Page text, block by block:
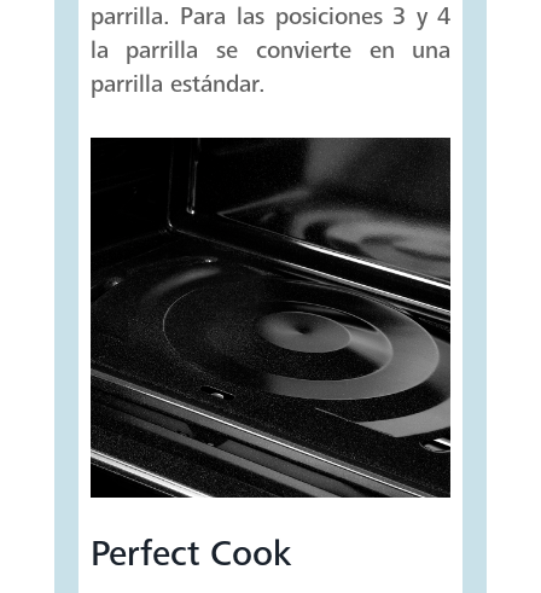
parrilla. Para las posiciones 3 y 4
la parrilla se convierte en una
parrilla estándar.
Perfect Cook